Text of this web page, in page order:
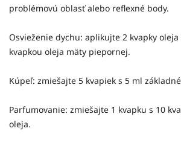
problémovú oblasť alebo reflexné body.
Osvieženie dychu: aplikujte 2 kvapky oleja
kvapkou oleja mäty piepornej.
Kúpeľ: zmiešajte 5 kvapiek s 5 ml
Parfumovanie: zmiešajte 1 kvapku s 10
oleja.